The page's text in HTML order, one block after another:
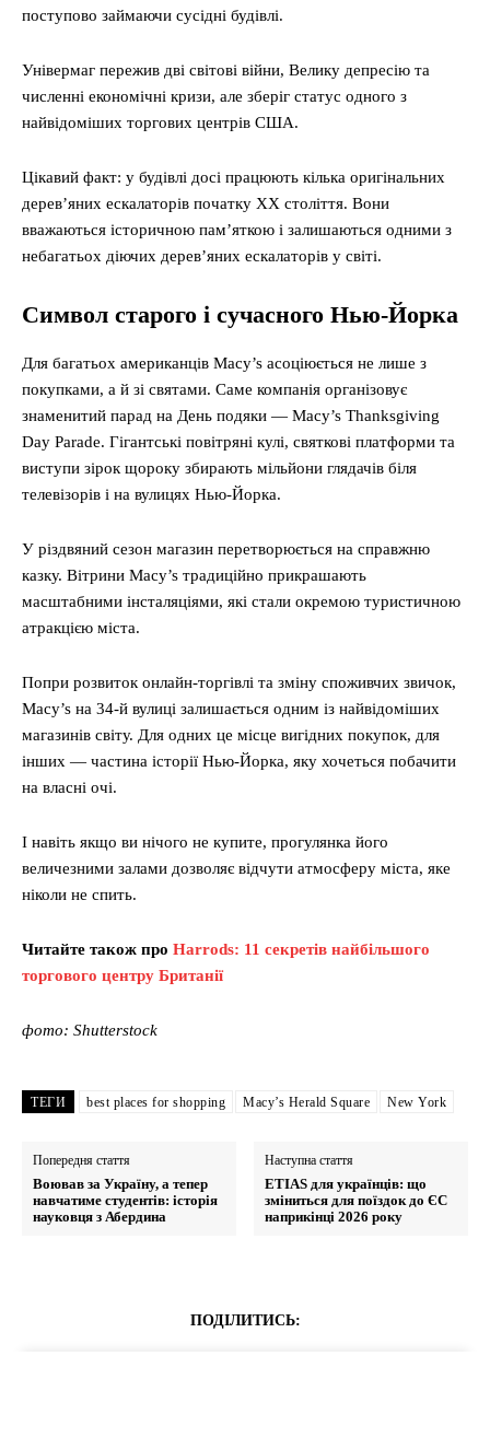
поступово займаючи сусідні будівлі.
Універмаг пережив дві світові війни, Велику депресію та
численні економічні кризи, але зберіг статус одного з
найвідоміших торгових центрів США.
Цікавий факт: у будівлі досі працюють кілька оригінальних
дерев’яних ескалаторів початку XX століття. Вони
вважаються історичною пам’яткою і залишаються одними з
небагатьох діючих дерев’яних ескалаторів у світі.
Символ старого і сучасного Нью-Йорка
Для багатьох американців Macy’s асоціюється не лише з
покупками, а й зі святами. Саме компанія організовує
знаменитий парад на День подяки — Macy’s Thanksgiving
Day Parade. Гігантські повітряні кулі, святкові платформи та
виступи зірок щороку збирають мільйони глядачів біля
телевізорів і на вулицях Нью-Йорка.
У різдвяний сезон магазин перетворюється на справжню
казку. Вітрини Macy’s традиційно прикрашають
масштабними інсталяціями, які стали окремою туристичною
атракцією міста.
Попри розвиток онлайн-торгівлі та зміну споживчих звичок,
Macy’s на 34-й вулиці залишається одним із найвідоміших
магазинів світу. Для одних це місце вигідних покупок, для
інших — частина історії Нью-Йорка, яку хочеться побачити
на власні очі.
І навіть якщо ви нічого не купите, прогулянка його
величезними залами дозволяє відчути атмосферу міста, яке
ніколи не спить.
Читайте також про Harrods: 11 секретів найбільшого
торгового центру Британії
фото: Shutterstock
ТЕГИ best places for shopping Macy’s Herald Square New York
Попередня стаття
Воював за Україну, а тепер
навчатиме студентів: історія
науковця з Абердина
Наступна стаття
ETIAS для українців: що
зміниться для поїздок до ЄС
наприкінці 2026 року
ПОДІЛИТИСЬ: